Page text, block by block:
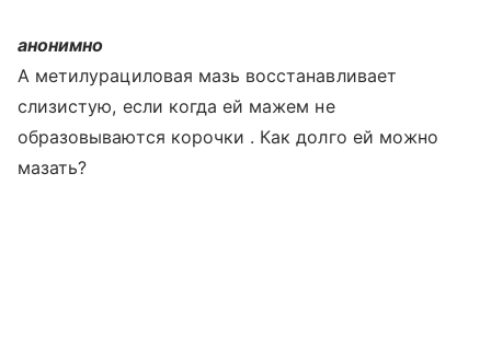
анонимно
А метилурациловая мазь восстанавливает
слизистую, если когда ей мажем не
образовываются корочки . Как долго ей можно
мазать?